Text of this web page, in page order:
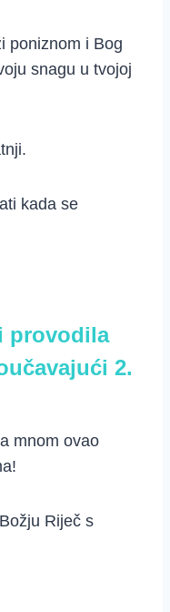
poniznom i Bog
snagu u tvojoj
kada se
provodila
2.
mnom ovao
Riječ s